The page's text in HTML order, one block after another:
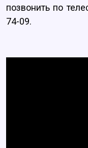
позвонить по
74-09.